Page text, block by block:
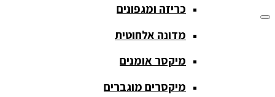
ציוד הגברה
Outlet Sale
כריזה ומגפונים
מדונה אלחוטית
מיקסר אומנים
מיקסרים מוגברים